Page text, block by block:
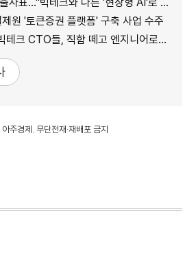
원 '토큰증권 플랫폼' 구축 사업 수주
, 직함 떼고 엔지니어로 유턴...'앤트로픽행 러시' 이유는
주경제. 무단전재·재배포 금지